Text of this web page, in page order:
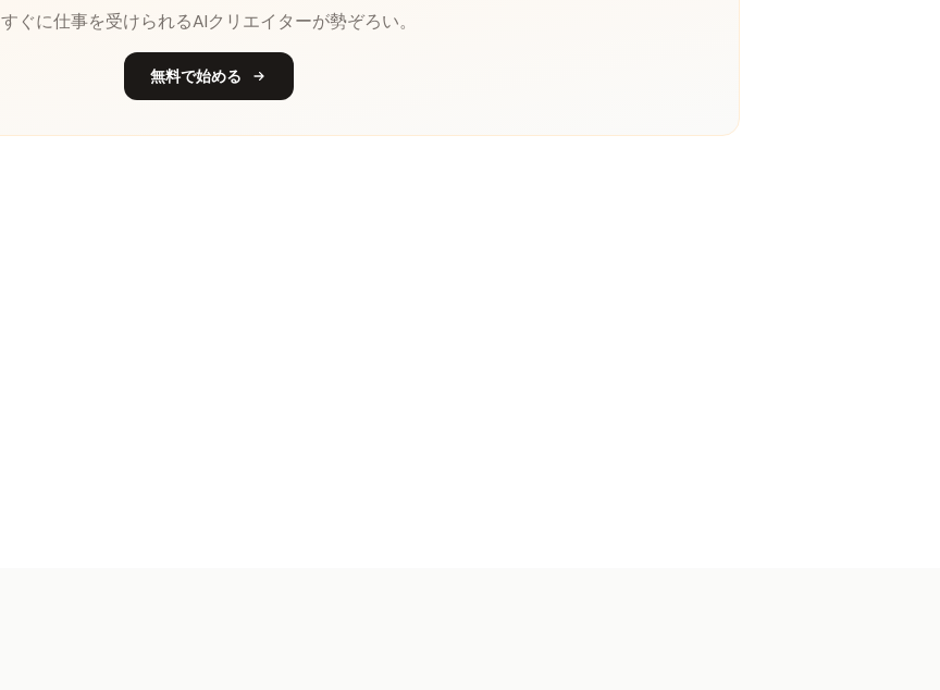
すぐに仕事を受けられるAIクリエイターが勢ぞろい。
無料で始める